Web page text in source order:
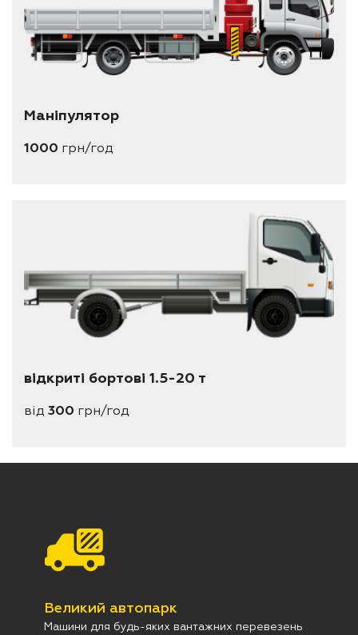
Маніпулятор
1000 грн/год
відкриті бортові 1.5-20 т
від 300 грн/год
Великий автопарк
Машини для будь-яких вантажних перевезень